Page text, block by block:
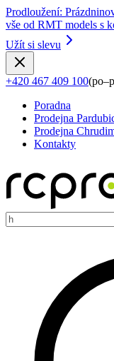
Prodloužení:
vše od RMT models s
Užít si slevu
+420 467 409 100(
Poradna
Prodejna
Prodejna
Kontakty